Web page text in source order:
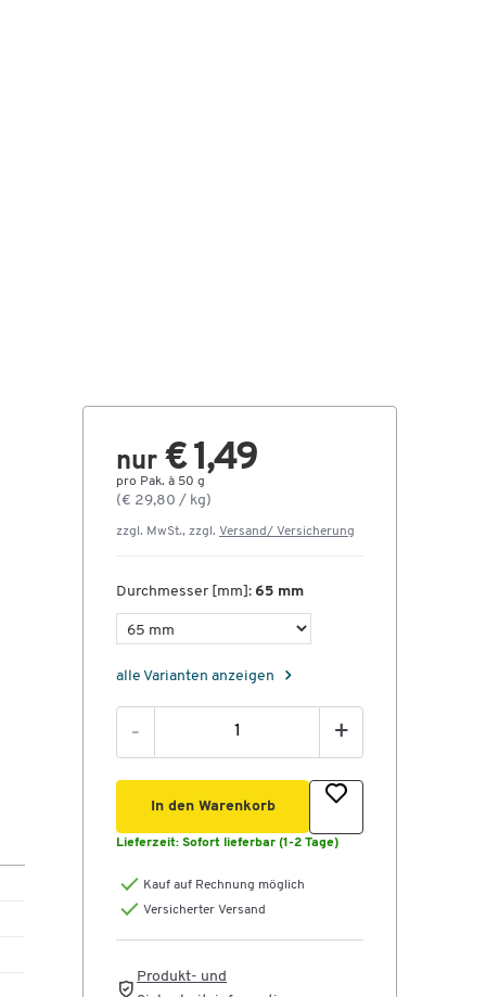
nur € 1,49
pro Pak. à 50 g
(€ 29,80 / kg)
zzgl. MwSt., zzgl. Versand/ Versicherung
Durchmesser [mm]: 65 mm
alle Varianten anzeigen
- +
In den Warenkorb
Lieferzeit: Sofort lieferbar (1-2 Tage)
Kauf auf Rechnung möglich
Versicherter Versand
Produkt- und